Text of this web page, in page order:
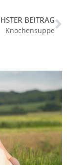
BEITRAG
Knochensuppe